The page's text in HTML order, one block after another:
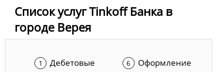
Список услуг Tinkoff Банка в
городе Верея
Дебетовые
Оформление